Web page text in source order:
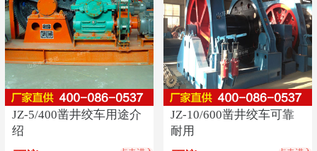
JZ-5/400凿井绞车用途介
绍
JZ-10/600凿井绞车可靠
耐用